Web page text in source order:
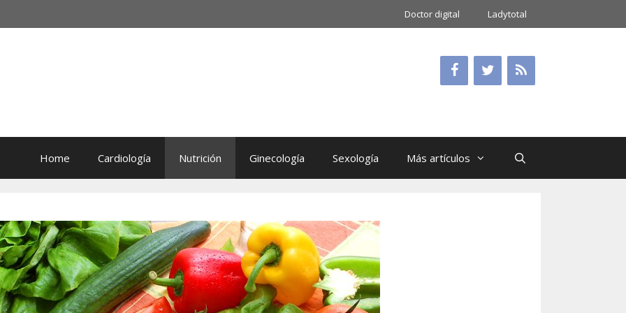
Doctor digital Ladytotal
Home Cardiología Nutrición Ginecología Sexología Más artículos